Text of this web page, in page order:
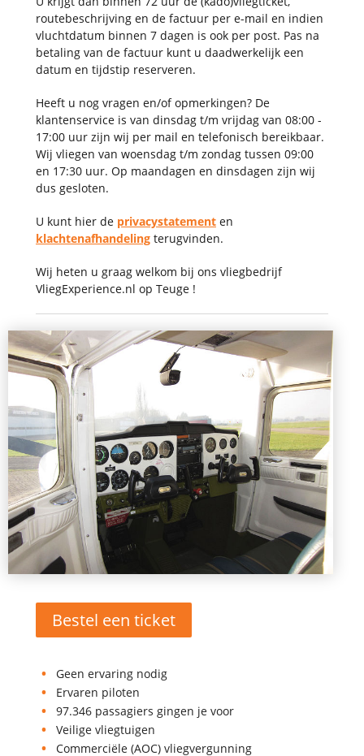
routebeschrijving en de factuur per e-mail en indien
vluchtdatum binnen 7 dagen is ook per post. Pas na
betaling van de factuur kunt u daadwerkelijk een
datum en tijdstip reserveren.
Heeft u nog vragen en/of opmerkingen? De
klantenservice is van dinsdag t/m vrijdag van 08:00 -
17:00 uur zijn wij per mail en telefonisch bereikbaar.
Wij vliegen van woensdag t/m zondag tussen 09:00
en 17:30 uur. Op maandagen en dinsdagen zijn wij
dus gesloten.
U kunt hier de privacystatement en
klachtenafhandeling terugvinden.
Wij heten u graag welkom bij ons vliegbedrijf
VliegExperience.nl op Teuge !
Bestel een ticket
Geen ervaring nodig
Ervaren piloten
97.346 passagiers gingen je voor
Veilige vliegtuigen
Commerciële (AOC) vliegvergunning